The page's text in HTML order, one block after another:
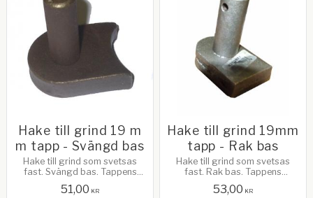
Hake till grind 19 m
m tapp - Svängd bas
Hake till grind som svetsas
fast. Svängd bas. Tappens
51,00 KR
Hake till grind 19mm
tapp - Rak bas
Hake till grind som svetsas
fast. Rak bas. Tappens
53,00 KR